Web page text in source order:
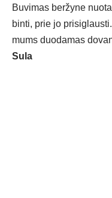
Bu­vi­mas ber­žy­ne
bin­ti, prie jo
mums duo­da­mas
Su­la